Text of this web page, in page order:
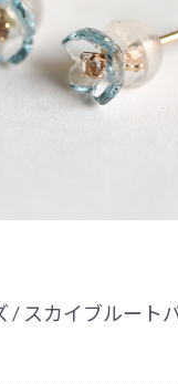
/ スカイブルート